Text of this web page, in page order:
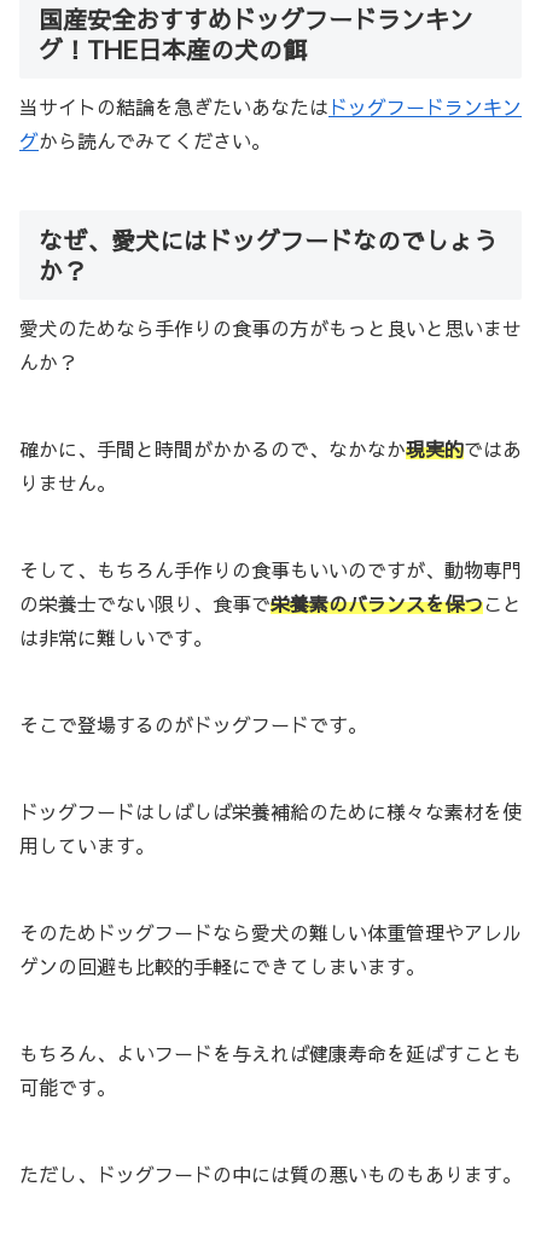
国産安全おすすめドッグフードランキン
グ！THE日本産の犬の餌
当サイトの結論を急ぎたいあなたは ドッグフードランキン
グから読んでみてください。
なぜ、愛犬にはドッグフードなのでしょう
か？
愛犬のためなら手作りの食事の方がもっと良いと思いませ
んか？
確かに、手間と時間がかかるので、なかなか現実的ではあ
りません。
そして、もちろん手作りの食事もいいのですが、動物専門
の栄養士でない限り、食事で栄養素のバランスを保つこと
は非常に難しいです。
そこで登場するのがドッグフードです。
ドッグフードはしばしば栄養補給のために様々な素材を使
用しています。
そのためドッグフードなら愛犬の難しい体重管理やアレル
ゲンの回避も比較的手軽にできてしまいます。
もちろん、よいフードを与えれば健康寿命を延ばすことも
可能です。
ただし、ドッグフードの中には質の悪いものもあります。